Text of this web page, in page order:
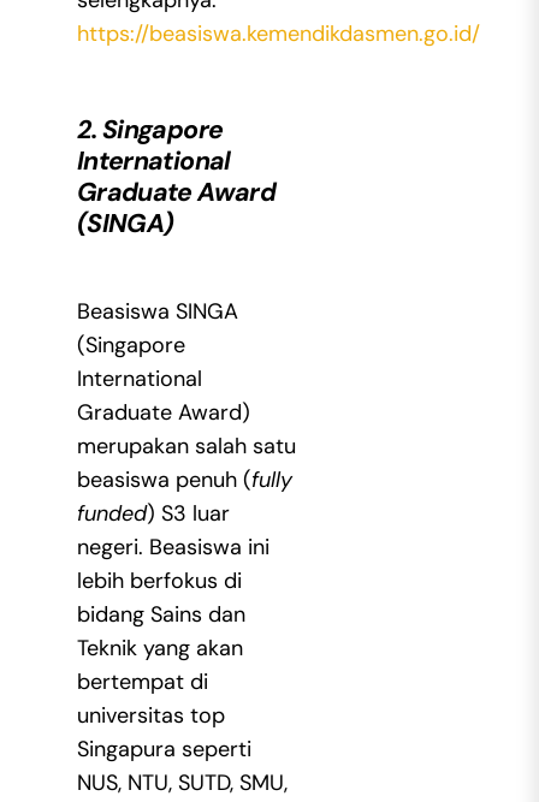
https://beasiswa.kemendikdasmen.go.id/
2. Singapore
International
Graduate Award
(SINGA)
Beasiswa SINGA
(Singapore
International
Graduate Award)
merupakan salah satu
beasiswa penuh (fully
funded) S3 luar
negeri. Beasiswa ini
lebih berfokus di
bidang Sains dan
Teknik yang akan
bertempat di
universitas top
Singapura seperti
NUS, NTU, SUTD, SMU,